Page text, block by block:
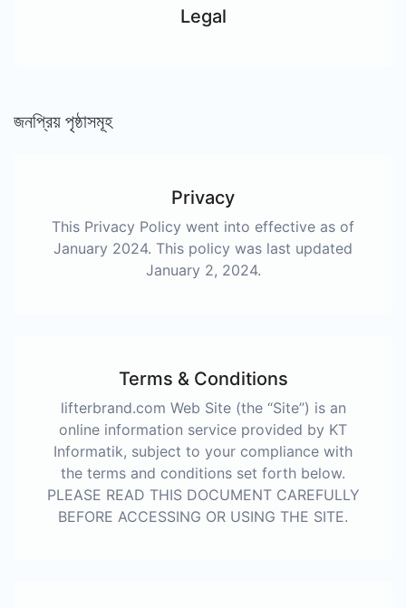
Legal
জনপ্রিয় পৃষ্ঠাসমূহ
Privacy
This Privacy Policy went into effective as of
January 2024. This policy was last updated
January 2, 2024.
Terms & Conditions
lifterbrand.com Web Site (the “Site”) is an
online information service provided by KT
Informatik, subject to your compliance with
the terms and conditions set forth below.
PLEASE READ THIS DOCUMENT CAREFULLY
BEFORE ACCESSING OR USING THE SITE.